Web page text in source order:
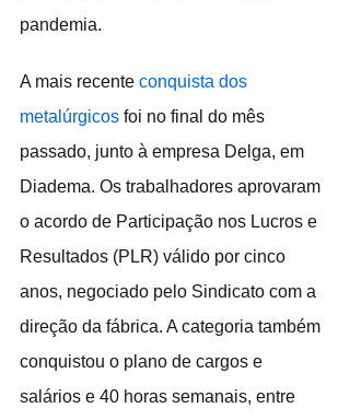
pandemia.
A mais recente conquista dos
metalúrgicos foi no final do mês
passado, junto à empresa Delga, em
Diadema. Os trabalhadores aprovaram
o acordo de Participação nos Lucros e
Resultados (PLR) válido por cinco
anos, negociado pelo Sindicato com a
direção da fábrica. A categoria também
conquistou o plano de cargos e
salários e 40 horas semanais, entre